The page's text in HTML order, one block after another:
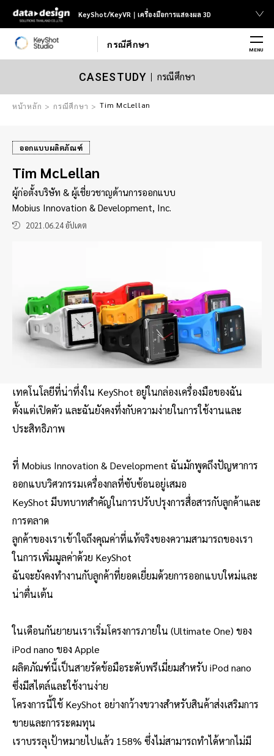
KeyShot/KeyVR｜เครื่องมือการแสดงผล 3D
กรณีศึกษา
MENU
CASESTUDY กรณีศึกษา
หน้าหลัก กรณีศึกษา Tim McLellan
ออกแบบผลิตภัณฑ์
Tim McLellan
ผู้ก่อตั้งบริษัท & ผู้เชี่ยวชาญด้านการออกแบบ
Mobius Innovation & Development, Inc.
2021.06.24 อัปเดต
เทคโนโลยีที่น่าทึ่งใน KeyShot อยู่ในกล่องเครื่องมือของฉัน
ตั้งแต่เปิดตัว และฉันยังคงทึ่งกับความง่ายในการใช้งานและ
ประสิทธิภาพ
ที่ Mobius Innovation & Development ฉันมักพูดถึงปัญหาการ
ออกแบบวิศวกรรมเครื่องกลที่ซับซ้อนอยู่เสมอ
KeyShot มีบทบาทสำคัญในการปรับปรุงการสื่อสารกับลูกค้าและ
การตลาด
ลูกค้าของเราเข้าใจถึงคุณค่าที่แท้จริงของความสามารถของเรา
ในการเพิ่มมูลค่าด้วย KeyShot
ฉันจะยังคงทำงานกับลูกค้าที่ยอดเยี่ยมด้วยการออกแบบใหม่และ
น่าตื่นเต้น
ในเดือนกันยายนเราเริ่มโครงการภายใน (Ultimate One) ของ
iPod nano ของ Apple
ผลิตภัณฑ์นี้เป็นสายรัดข้อมือระดับพรีเมี่ยมสำหรับ iPod nano
ซึ่งมีสไตล์และใช้งานง่าย
โครงการนี้ใช้ KeyShot อย่างกว้างขวางสำหรับสินค้าส่งเสริมการ
ขายและการระดมทุน
เราบรรลุเป้าหมายไปแล้ว 158% ซึ่งไม่สามารถทำได้หากไม่มี